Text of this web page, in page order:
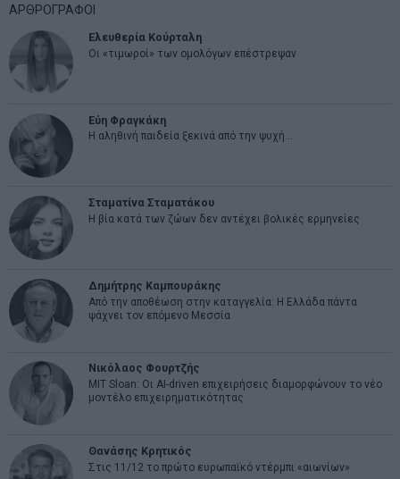
ΑΡΘΡΟΓΡΑΦΟΙ
Ελευθερία Κούρταλη
Οι «τιμωροί» των ομολόγων επέστρεψαν
Εύη Φραγκάκη
Η αληθινή παιδεία ξεκινά από την ψυχή…
Σταματίνα Σταματάκου
Η βία κατά των ζώων δεν αντέχει βολικές ερμηνείες
Δημήτρης Καμπουράκης
Από την αποθέωση στην καταγγελία: Η Ελλάδα πάντα
ψάχνει τον επόμενο Μεσσία
Νικόλαος Φουρτζής
MIT Sloan: Οι AI-driven επιχειρήσεις διαμορφώνουν το νέο
μοντέλο επιχειρηματικότητας
Θανάσης Κρητικός
Στις 11/12 το πρώτο ευρωπαϊκό ντέρμπι «αιωνίων»